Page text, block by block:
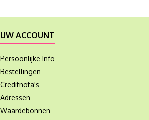
UW ACCOUNT
Persoonlijke Info
Bestellingen
Creditnota's
Adressen
Waardebonnen